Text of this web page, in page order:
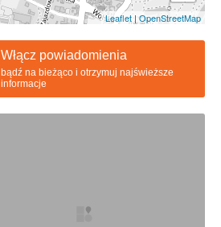
Leaflet | OpenStreetMap
Włącz powiadomienia
bądź na bieżąco i otrzymuj najświeższe
informacje